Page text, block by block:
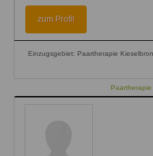
zum Profil
Einzugsgebiet: Paartherapie